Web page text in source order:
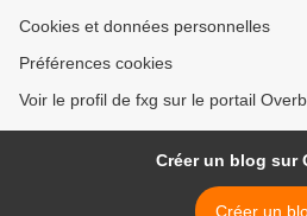
Cookies et données personnelles
Préférences cookies
Voir le profil de fxg sur le portail
Créer un blog sur
Créer un